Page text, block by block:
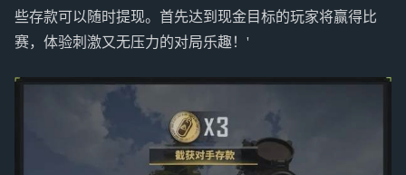
些存款可以随时提现。首先达到现金目标的玩家将赢得比
赛，体验刺激又无压力的对局乐趣！'